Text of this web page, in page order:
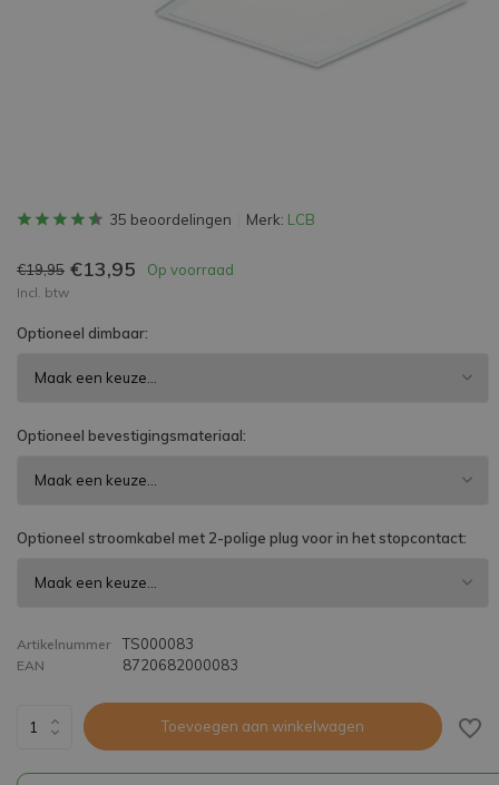
35 beoordelingen Merk: LCB
€19,95 €13,95 Op voorraad
Incl. btw
Optioneel dimbaar:
Optioneel bevestigingsmateriaal:
Optioneel stroomkabel met 2-polige plug voor in het stopcontact:
Artikelnummer TS000083
EAN 8720682000083
Toevoegen aan winkelwagen